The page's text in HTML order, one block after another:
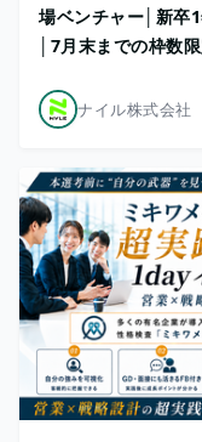
場ベンチャー│新卒
│7月末までの枠数
ナイル株式会社